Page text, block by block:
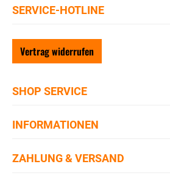
SERVICE-HOTLINE
Vertrag widerrufen
SHOP SERVICE
INFORMATIONEN
ZAHLUNG & VERSAND